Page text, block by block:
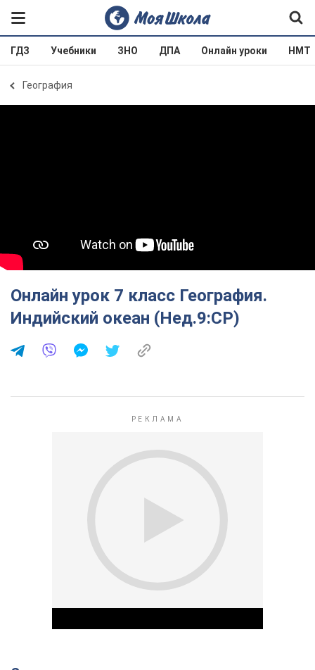
ГДЗ Учебники ЗНО ДПА Онлайн уроки НМТ
География
Онлайн урок 7 класс География.
Индийский океан (Нед.9:СР)